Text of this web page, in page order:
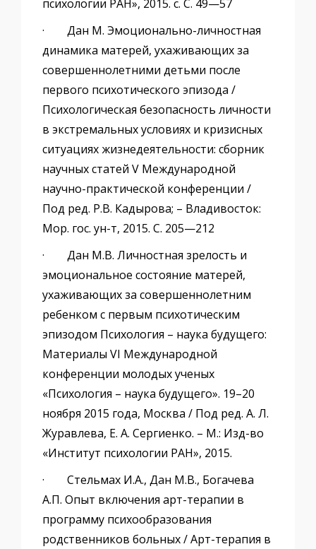
психологии РАН», 2015. с. С. 49—57
· Дан М. Эмоционально-личностная
динамика матерей, ухаживающих за
совершеннолетними детьми после
первого психотического эпизода /
Психологическая безопасность личности
в экстремальных условиях и кризисных
ситуациях жизнедеятельности: сборник
научных статей V Международной
научно-практической конференции /
Под ред. Р.В. Кадырова; – Владивосток:
Мор. гос. ун-т, 2015. С. 205—212
· Дан М.В. Личностная зрелость и
эмоциональное состояние матерей,
ухаживающих за совершеннолетним
ребенком с первым психотическим
эпизодом Психология – наука будущего:
Материалы VI Международной
конференции молодых ученых
«Психология – наука будущего». 19–20
ноября 2015 года, Москва / Под ред. А. Л.
Журавлева, Е. А. Сергиенко. – М.: Изд-во
«Институт психологии РАН», 2015.
· Стельмах И.А., Дан М.В., Богачева
А.П. Опыт включения арт-терапии в
программу психообразования
родственников больных / Арт-терапия в